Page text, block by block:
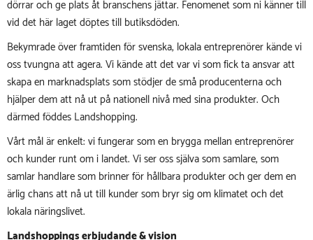
dörrar och ge plats åt branschens jättar. Fenomenet som ni känner till
vid det här laget döptes till butiksdöden.
Bekymrade över framtiden för svenska, lokala entreprenörer kände vi
oss tvungna att agera. Vi kände att det var vi som fick ta ansvar att
skapa en marknadsplats som stödjer de små producenterna och
hjälper dem att nå ut på nationell nivå med sina produkter. Och
därmed föddes Landshopping.
Vårt mål är enkelt: vi fungerar som en brygga mellan entreprenörer
och kunder runt om i landet. Vi ser oss själva som samlare, som
samlar handlare som brinner för hållbara produkter och ger dem en
ärlig chans att nå ut till kunder som bryr sig om klimatet och det
lokala näringslivet.
Landshoppings erbjudande & vision